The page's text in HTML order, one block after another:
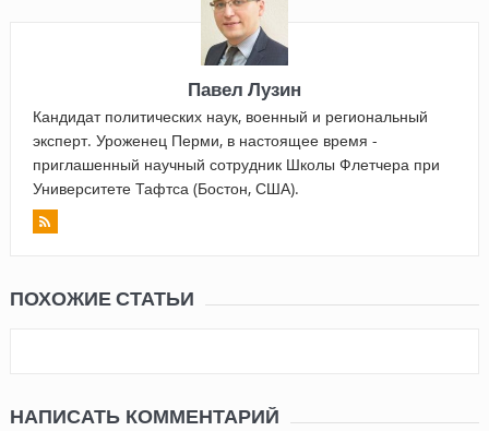
Павел Лузин
Кандидат политических наук, военный и региональный
эксперт. Уроженец Перми, в настоящее время -
приглашенный научный сотрудник Школы Флетчера при
Университете Тафтса (Бостон, США).
ПОХОЖИЕ СТАТЬИ
НАПИСАТЬ КОММЕНТАРИЙ